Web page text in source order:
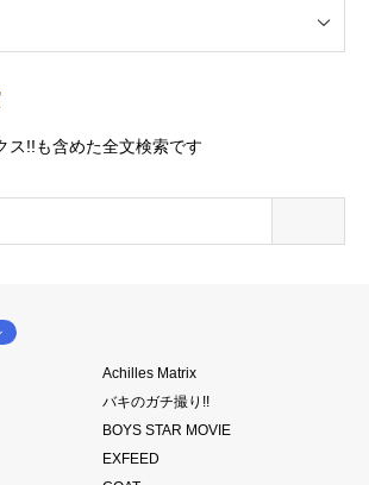
ス!!も含めた全文検索です
Achilles Matrix
バキのガチ撮り!!
BOYS STAR MOVIE
EXFEED